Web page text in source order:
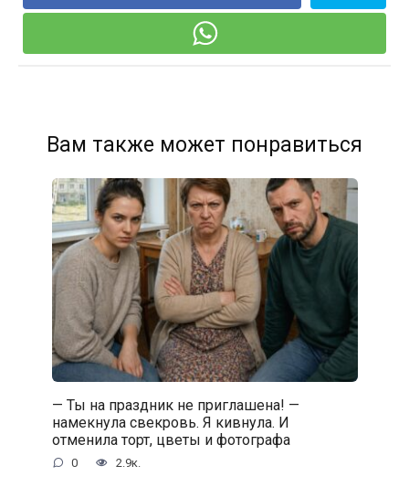
Вам также может понравиться
— Ты на праздник не приглашена! —
намекнула свекровь. Я кивнула. И
отменила торт, цветы и фотографа
0 2.9к.